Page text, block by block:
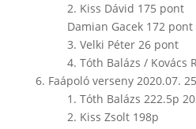
2. Kiss Dávid 175 pont
Damian Gacek 172 pont
3. Velki Péter 26 pont
4. Tóth Balázs / Kovács
6. Faápoló verseny 2020.07.
1. Tóth Balázs 222.5p
2. Kiss Zsolt 198p